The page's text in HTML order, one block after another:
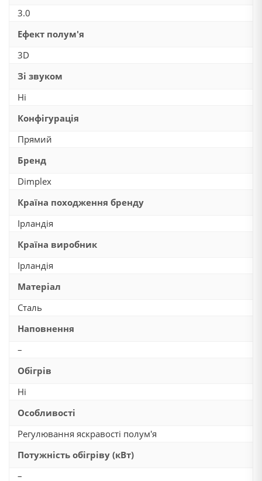
3.0
Ефект полум'я
3D
Зі звуком
Ні
Конфігурація
Прямий
Бренд
Dimplex
Країна походження бренду
Ірландія
Країна виробник
Ірландія
Матеріал
Сталь
Наповнення
–
Обігрів
Ні
Особливості
Регулювання яскравості полум'я
Потужність обігріву (кВт)
–